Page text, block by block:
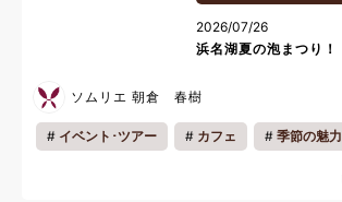
2026/07/26
浜名湖夏の泡まつり！
ソムリエ 朝倉 春樹
イベント･ツアー カフェ 季節の魅力